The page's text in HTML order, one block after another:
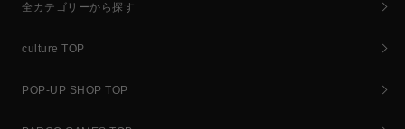
全カテゴリーから探す
culture TOP
POP-UP SHOP TOP